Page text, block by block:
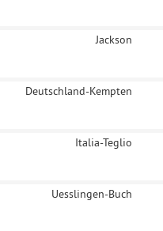
Jackson
Deutschland-Kempten
Italia-Teglio
Uesslingen-Buch